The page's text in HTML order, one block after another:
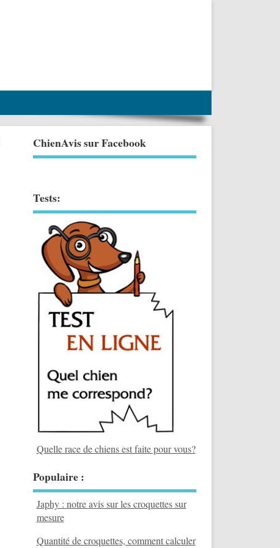
ChienAvis sur Facebook
Tests:
Quelle race de chiens est faite pour vous?
Populaire :
Japhy : notre avis sur les croquettes sur
mesure
Quantité de croquettes, comment calculer